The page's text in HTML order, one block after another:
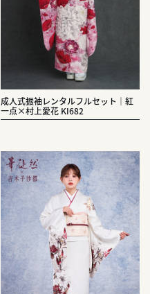
成人式振袖レンタルフルセット｜紅
一点×村上愛花 KI682